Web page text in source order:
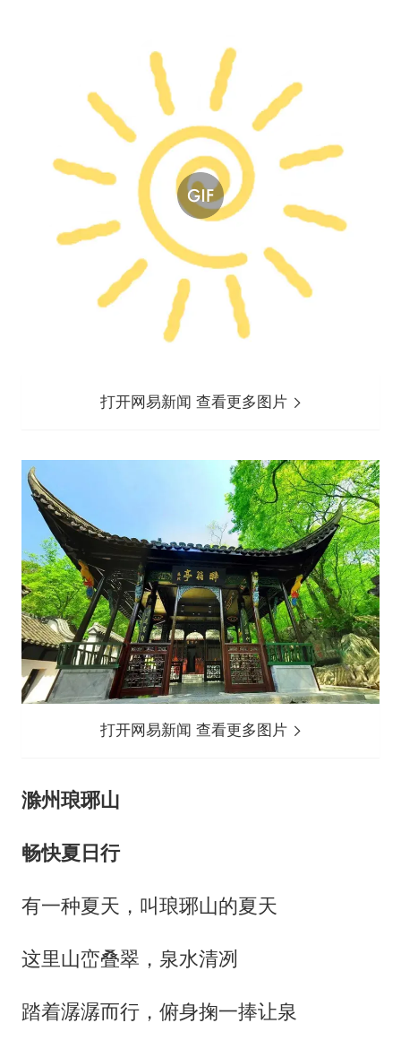
打开网易新闻 查看更多图片
打开网易新闻 查看更多图片
滁州琅琊山
畅快夏日行
有一种夏天，叫琅琊山的夏天
这里山峦叠翠，泉水清冽
踏着潺潺而行，俯身掬一捧让泉